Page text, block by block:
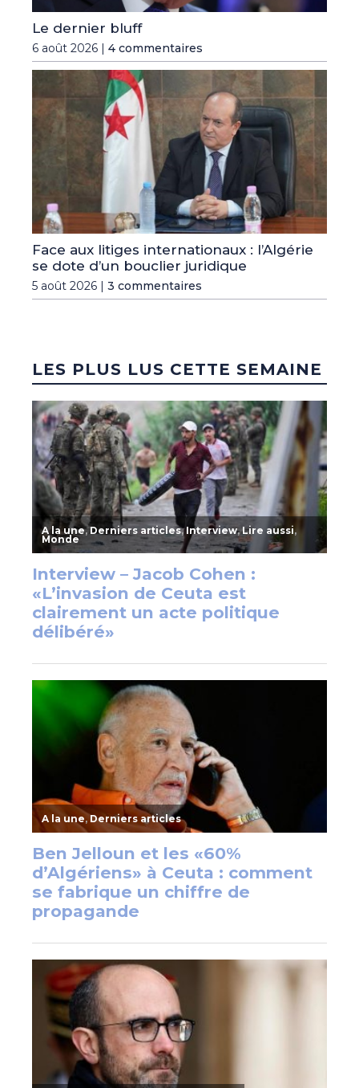
Le dernier bluff
6 août 2026 | 4 commentaires
Face aux litiges internationaux : l’Algérie
se dote d’un bouclier juridique
5 août 2026 | 3 commentaires
LES PLUS LUS CETTE SEMAINE